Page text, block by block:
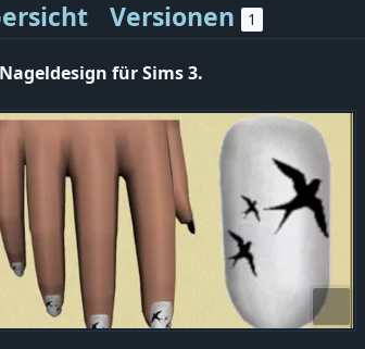
Versionen 1
für Sims 3.